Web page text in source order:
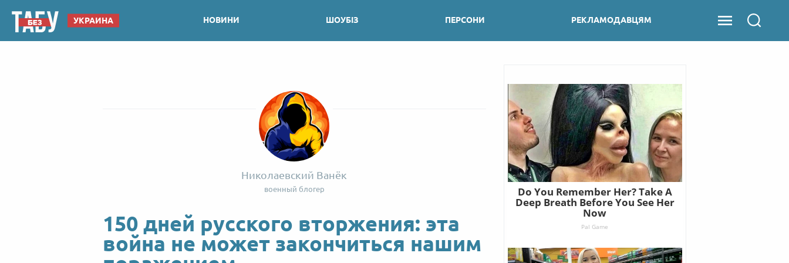
УКРАИНА НОВИНИ ШОУБІЗ ПЕРСОНИ РЕКЛАМОДАВЦЯМ
Николаевский Ванёк
военный блогер
150 дней русского вторжения: эта
война не может закончиться нашим